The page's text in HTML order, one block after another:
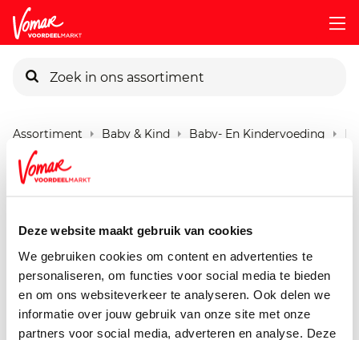
Deze website maakt gebruik van cookies
We gebruiken cookies om content en advertenties te
personaliseren, om functies voor social media te bieden
en om ons websiteverkeer te analyseren. Ook delen we
informatie over jouw gebruik van onze site met onze
partners voor social media, adverteren en analyse. Deze
Pincode vergeten
Persoonlijk KIK-account
Assortiment Baby & Kind Baby- En Kindervoeding
Kleine Keuken Fruitjes